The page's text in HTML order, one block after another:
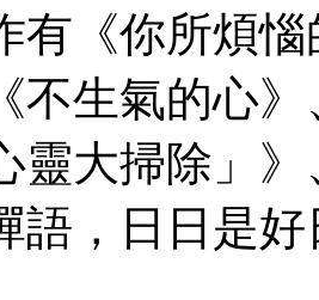
有《你所煩
不生氣的心
靈大掃除」
語，日日是